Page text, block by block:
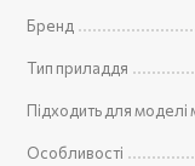
Бренд
Тип приладдя
Підходить для моделі
Особливості